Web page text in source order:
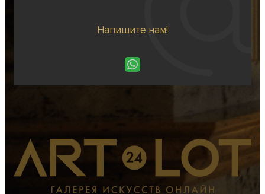
Напишите нам!